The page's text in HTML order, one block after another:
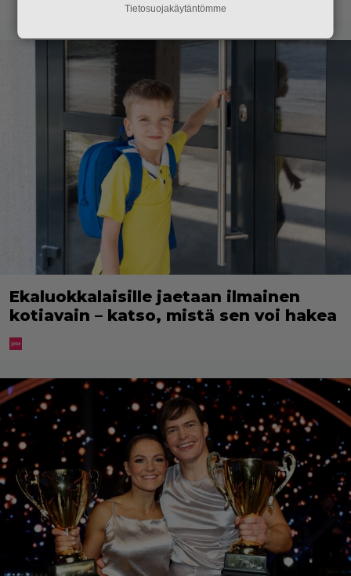
Ekaluokkalaisille jaetaan ilmainen
kotiavain – katso, mistä sen voi hakea
Tietosuojakäytäntömme